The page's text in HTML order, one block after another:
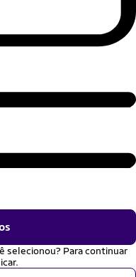
selecionou? Para continuar